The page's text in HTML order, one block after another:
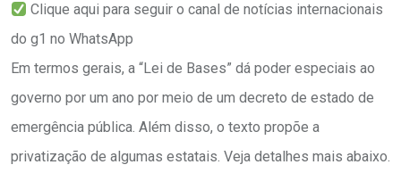
Clique aqui para seguir o canal de notícias internacionais
do g1 no WhatsApp
Em termos gerais, a “Lei de Bases” dá poder especiais ao
governo por um ano por meio de um decreto de estado de
emergência pública. Além disso, o texto propõe a
privatização de algumas estatais. Veja detalhes mais abaixo.